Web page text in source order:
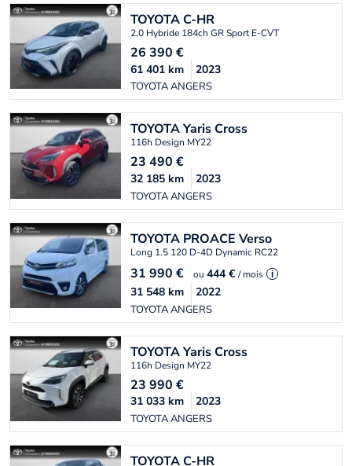
TOYOTAC-HR
2.0 Hybride 184ch GR Sport E-CVT
26 390 €
TOYOTA ANGERS
61 401 km 2023
TOYOTAYaris Cross
116h Design MY22
23 490 €
TOYOTA ANGERS
32 185 km 2023
TOYOTA PROACE Verso
Long 1.5 120 D-4D Dynamic RC22
31 990 € ou 444 € / mois i
TOYOTA ANGERS
31 548 km 2022
TOYOTAYaris Cross
116h Design MY22
23 990 €
TOYOTA ANGERS
31 033 km 2023
TOYOTAC-HR